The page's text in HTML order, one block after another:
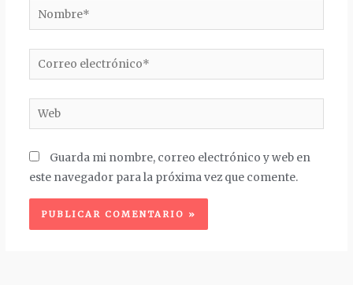
Nombre*
Correo
electrónico*
Web
Guarda mi nombre, correo electrónico y web en
este navegador para la próxima vez que comente.